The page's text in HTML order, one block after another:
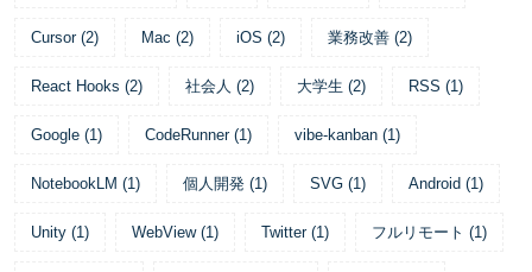
Cursor (2) Mac (2) iOS (2) 業務改善 (2)
React Hooks (2) 社会人 (2) 大学生 (2) RSS (1)
Google (1) CodeRunner (1) vibe-kanban (1)
NotebookLM (1) 個人開発 (1) SVG (1) Android (1)
Unity (1) WebView (1) Twitter (1) フルリモート (1)